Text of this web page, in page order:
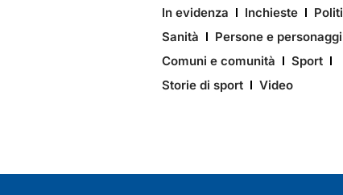
In evidenza
Inchieste
Sanità
Persone e personaggi
Comuni e comunità
Sport
Storie di sport
Video